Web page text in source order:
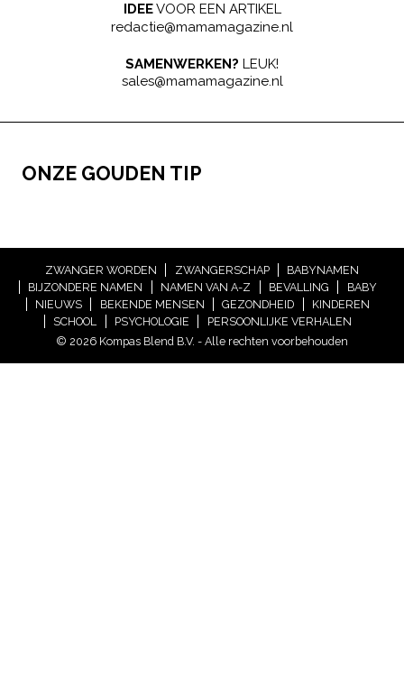
IDEEVOOR EEN ARTIKEL
redactie@mamamagazine.nl
SAMENWERKEN? LEUK!
sales@mamamagazine.nl
ONZE GOUDEN TIP
ZWANGER WORDEN ZWANGERSCHAP
BABYNAMEN
BIJZONDERE NAMEN
NAMEN VAN A-Z BEVALLING
BABY
NIEUWS
BEKENDE MENSEN GEZONDHEID
KINDEREN
SCHOOL
PSYCHOLOGIE
PERSOONLIJKE VERHALEN
© 2026 Kompas Blend B.V. - Alle rechten voorbehouden